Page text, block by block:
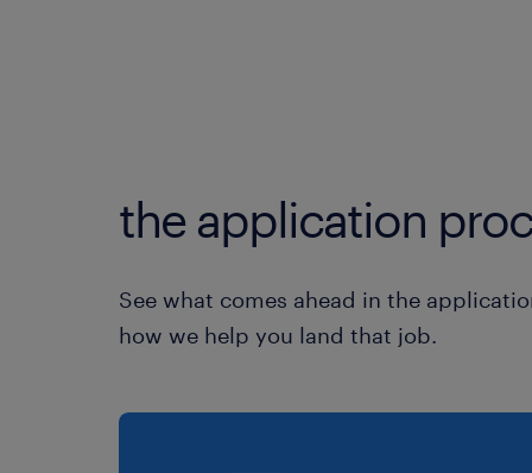
the application
See what comes ahead in the
how we help you land that job.